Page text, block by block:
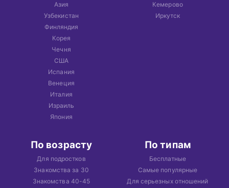
Азия
Узбекистан
Финляндия
Корея
Чечня
США
Испания
Венеция
Италия
Израиль
Япония
Кемерово
Иркутск
По возрасту
Для подростков
Знакомства за 30
Знакомства 40-45
По типам
Бесплатные
Самые популярные
Для серьезных отношений